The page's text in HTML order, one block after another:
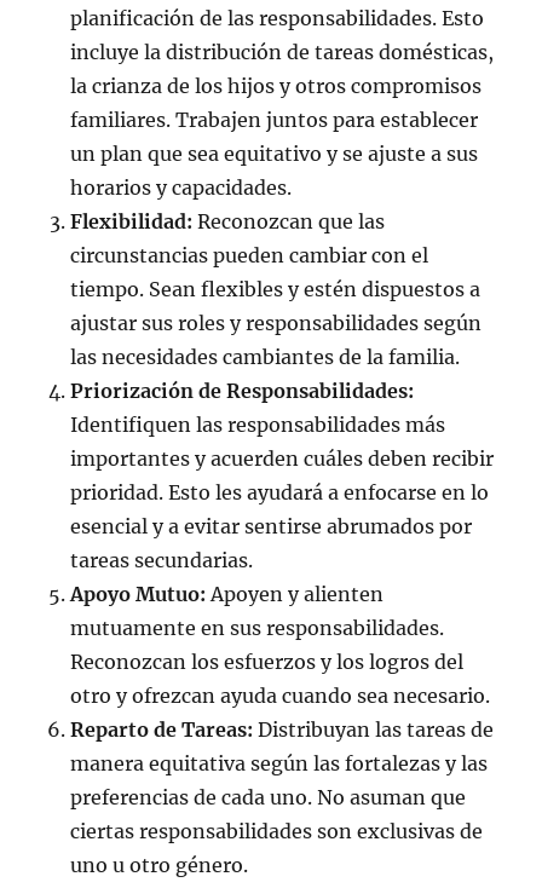
planificación de las responsabilidades. Esto
incluye la distribución de tareas domésticas,
la crianza de los hijos y otros compromisos
familiares. Trabajen juntos para establecer
un plan que sea equitativo y se ajuste a sus
horarios y capacidades.
Flexibilidad: Reconozcan que las
circunstancias pueden cambiar con el
tiempo. Sean flexibles y estén dispuestos a
ajustar sus roles y responsabilidades según
las necesidades cambiantes de la familia.
Priorización de Responsabilidades:
Identifiquen las responsabilidades más
importantes y acuerden cuáles deben recibir
prioridad. Esto les ayudará a enfocarse en lo
esencial y a evitar sentirse abrumados por
tareas secundarias.
Apoyo Mutuo: Apoyen y alienten
mutuamente en sus responsabilidades.
Reconozcan los esfuerzos y los logros del
otro y ofrezcan ayuda cuando sea necesario.
Reparto de Tareas: Distribuyan las tareas de
manera equitativa según las fortalezas y las
preferencias de cada uno. No asuman que
ciertas responsabilidades son exclusivas de
uno u otro género.